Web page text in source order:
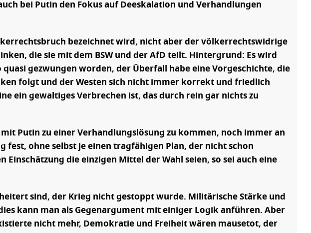
bei Putin den Fokus auf Deeskalation und Verhandlungen
bezeichnet wird, nicht aber der völkerrechtswidrige
die sie mit dem BSW und der AfD teilt. Hintergrund: Es wird
gezwungen worden, der Überfall habe eine Vorgeschichte, die
folgt und der Westen sich nicht immer korrekt und friedlich
ein gewaltiges Verbrechen ist, das durch rein gar nichts zu
Putin zu einer Verhandlungslösung zu kommen, noch immer an
ohne selbst je einen tragfähigen Plan, der nicht schon
die einzigen Mittel der Wahl seien, so sei auch eine
sind, der Krieg nicht gestoppt wurde. Militärische Stärke und
kann man als Gegenargument mit einiger Logik anführen. Aber
nicht mehr, Demokratie und Freiheit wären mausetot, der